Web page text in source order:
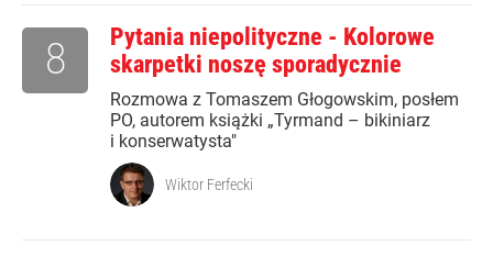
Pytania niepolityczne - Kolorowe
skarpetki noszę sporadycznie
Rozmowa z Tomaszem Głogowskim, posłem
PO, autorem książki „Tyrmand – bikiniarz
i konserwatysta"
8
Wiktor Ferfecki